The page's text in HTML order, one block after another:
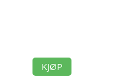
KJØP